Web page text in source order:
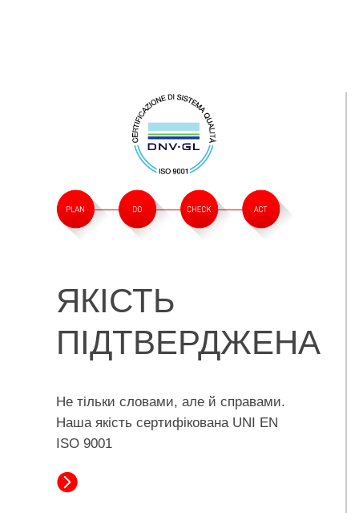
ЯКІСТЬ
ПІДТВЕРДЖЕНА
Не тільки словами, але й справами.
Наша якість сертифікована UNI EN
ISO 9001